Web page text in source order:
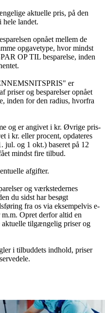
aktuelle pris, på den
hele landet.
opnået mellem de
opgavetype, hvor mindst
OP TIL besparelse, inden
er
priser og besparelser opnået
inden for den radius, hvorfra
og er angivet i kr. Øvrige pris-
i kr. eller procent, opdateres
jul. og 1 okt.) baseret på 12
mindst fire tilbud.
afgifter.
og værkstedernes
du sidst har besøgt
fra os via eksempelvis e-
Opret derfor altid en
aktuelle tilgængelig priser og
i tilbuddets indhold, priser